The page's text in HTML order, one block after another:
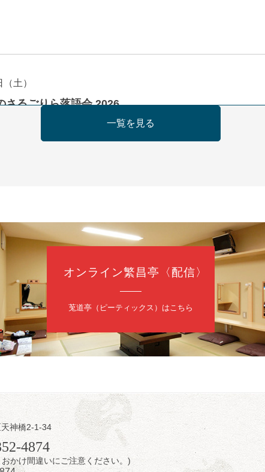
（土）
さるごりら落語会 2026
（日）
早起き寄席～親子の噺スペシャル～
リー」／月亭遊真「真田小僧」／桂三実「ワンワン」／桂慶枝「せ
時30分開場）1F全席指定 2F全席自由
2,500円 25歳以下前売・当日共1,000円
クトリー 0120-874-315
きん太郎／いわみせいじ（似顔絵）／桂三扇／桂文太～仲入～笑
あり
一覧を見る
オンライン繁昌亭〈配信〉
莵道亭（ピーティックス）はこちら
神橋2-1-34
4874
おかけ間違いにご注意ください。)